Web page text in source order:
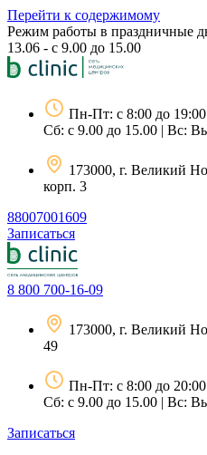
Перейти к содержимому
Режим работы в праздничные
13.06 - с 9.00 до 15.00
Пн-Пт: с 8:00 до 19:00
Сб: с 9.00 до 15.00 | Вс:
173000, г. Великий
корп. 3
88007001609
Записаться
8 800 700-16-09
173000, г. Великий
49
Пн-Пт: с 8:00 до 20:00
Сб: с 9.00 до 15.00 | Вс:
Записаться